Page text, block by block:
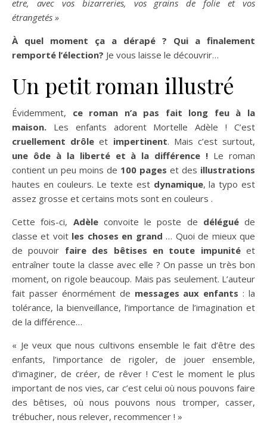
etre, avec vos bizarreries, vos grains de folie et vos
étrangetés »
À quel moment ça a dérapé ? Qui a finalement
remporté l’élection? Je vous laisse le découvrir…
Un petit roman illustré
Évidemment, ce roman n’a pas fait long feu à la
maison. Les enfants adorent Mortelle Adèle ! C’est
cruellement drôleet impertinent. Mais c’est surtout,
une ôde à la liberté et à la différence ! Le roman
contient un peu moins de 100 pages et des illustrations
hautes en couleurs. Le texte est dynamique, la typo est
assez grosse et certains mots sont en couleurs .
Cette fois-ci, Adèleconvoite le poste de déléguéde
classe et voit les choses en grand … Quoi de mieux que
de pouvoir faire des bêtises en toute impunité et
entraîner toute la classe avec elle ? On passe un très bon
moment, on rigole beaucoup. Mais pas seulement. L’auteur
fait passer énormément de messages aux enfants: la
tolérance, la bienveillance, l’importance de l’imagination et
de la différence…
« Je veux que nous cultivons ensemble le fait d’être des
enfants, l’importance de rigoler, de jouer ensemble,
d’imaginer, de créer, de rêver ! C’est le moment le plus
important de nos vies, car c’est celui où nous pouvons faire
des bêtises, où nous pouvons nous tromper, casser,
trébucher, nous relever, recommencer ! »